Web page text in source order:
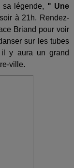
sa légende, " Une
à 21h. Rendez-
Briand pour voir
sur les tubes
il y aura un grand
ville.